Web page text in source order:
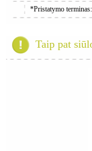
*Pristatymo
Taip pat